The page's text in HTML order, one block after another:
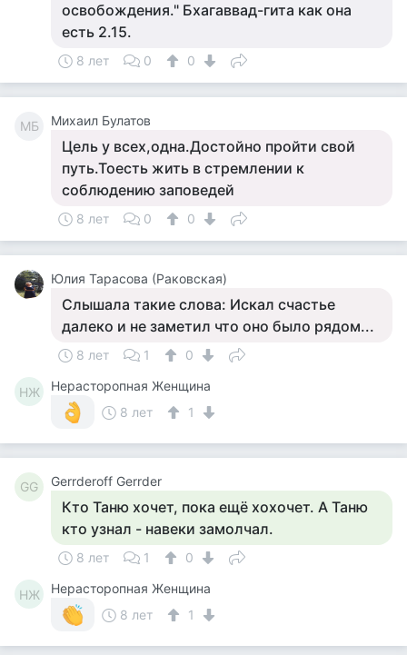
освобождения." Бхагаввад-гита как она
есть 2.15.
8 лет 0 0
МБ Михаил Булатов
Цель у всех,одна.Достойно пройти свой
путь.Тоесть жить в стремлении к
соблюдению заповедей
8 лет 0 0
Юлия Тарасова (Раковская)
Слышала такие слова: Искал счастье
далеко и не заметил что оно было рядом...
8 лет 1 0
НЖ
Нерасторопная Женщина
8 лет
1
GG Gerrderoff Gerrder
Кто Таню хочет, пока ещё хохочет. А Таню
кто узнал - навеки замолчал.
8 лет 1 0
НЖ
Нерасторопная Женщина
8 лет
1